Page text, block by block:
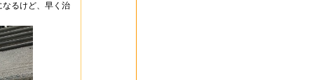
るけど、早く治